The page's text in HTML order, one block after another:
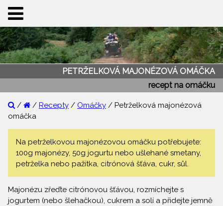
PETRŽELKOVÁ MAJONÉZOVÁ OMÁČKA
recept na omáčku
/ / Recepty / Omáčky / Petrželková majonézová
omáčka
Na petrželkovou majonézovou omáčku potřebujete:
100g majonézy, 50g jogurtu nebo ušlehané smetany,
petrželka nebo pažitka, citrónová šťáva, cukr, sůl.
Majonézu zřeďte citrónovou šťávou, rozmíchejte s
jogurtem (nebo šlehačkou), cukrem a solí a přidejte jemně